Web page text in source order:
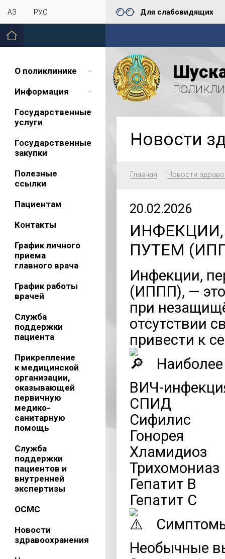
ҚАЗ РУС Для слабовидящих
О поликлинике
Информация
Государственные
услуги
Государственные
закупки
Полезные
ссылки
Пациентам
Контакты
График личного
приема
главного врача
График работы
врачей
Служба
поддержки
пациента
Прикрепление
к медицинской
организации,
оказывающей
первичную
медико-
санитарную
помощь
Служба
поддержки
пациентов и
внутренней
экспертизы
ОСМС
Новости
здравоохранения
Новости
Главная Новости
20.02.2026
ПУТЕМ
Инфекции,
(ИППП), — это
при
отсутствии
привести к
ВИЧ-
СПИД
Сифилис
Гонорея
Хламидиоз
Трихомониаз
Гепатит B
Гепатит C
Необычные